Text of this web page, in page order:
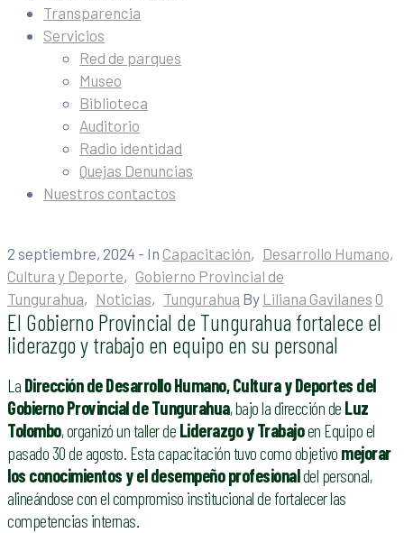
Transparencia
Servicios
Red de parques
Museo
Biblioteca
Auditorio
Radio identidad
Quejas Denuncias
Nuestros contactos
2 septiembre, 2024 - In Capacitación‚ Desarrollo Humano,
Cultura y Deporte‚ Gobierno Provincial de
Tungurahua‚ Noticias‚ Tungurahua By Liliana Gavilanes 0
El Gobierno Provincial de Tungurahua fortalece el
liderazgo y trabajo en equipo en su personal
La Dirección de Desarrollo Humano, Cultura y Deportes del
Gobierno Provincial de Tungurahua, bajo la dirección de Luz
Tolombo, organizó un taller de Liderazgo y Trabajoen Equipo el
pasado 30 de agosto. Esta capacitación tuvo como objetivo mejorar
los conocimientos y el desempeño profesionaldel personal,
alineándose con el compromiso institucional de fortalecer las
competencias internas.